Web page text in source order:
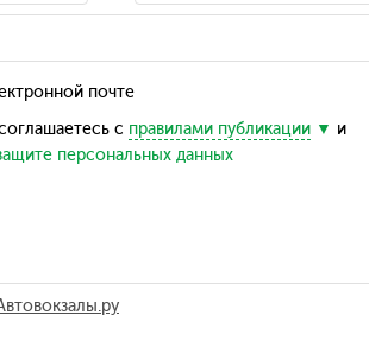
почте
с правилами публикации
и
персональных данных